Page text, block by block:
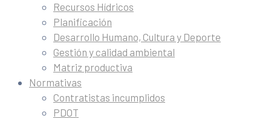
Recursos Hídricos
Planificación
Desarrollo Humano, Cultura y Deporte
Gestión y calidad ambiental
Matriz productiva
Normativas
Contratistas incumplidos
PDOT